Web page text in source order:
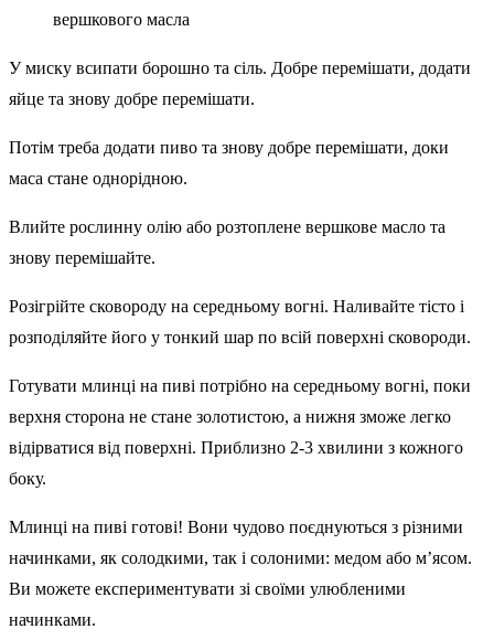
вершкового масла
У миску всипати борошно та сіль. Добре перемішати, додати
яйце та знову добре перемішати.
Потім треба додати пиво та знову добре перемішати, доки
маса стане однорідною.
Влийте рослинну олію або розтоплене вершкове масло та
знову перемішайте.
Розігрійте сковороду на середньому вогні. Наливайте тісто і
розподіляйте його у тонкий шар по всій поверхні сковороди.
Готувати млинці на пиві потрібно на середньому вогні, поки
верхня сторона не стане золотистою, а нижня зможе легко
відірватися від поверхні. Приблизно 2-3 хвилини з кожного
боку.
Млинці на пиві готові! Вони чудово поєднуються з різними
начинками, як солодкими, так і солоними: медом або м’ясом.
Ви можете експериментувати зі своїми улюбленими
начинками.